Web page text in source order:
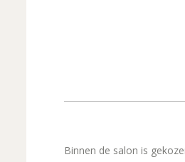
Binnen de salon is